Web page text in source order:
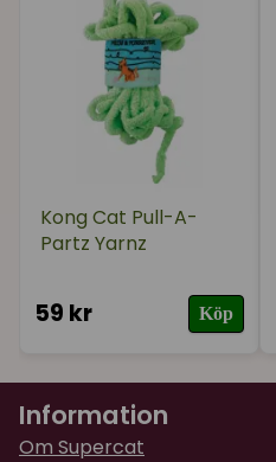
Kong Cat Pull-A-
Partz Yarnz
59 kr Köp
Information
Om Supercat